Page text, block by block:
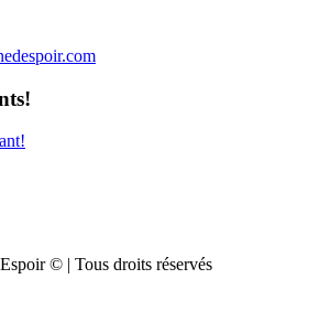
© | Tous droits réservés